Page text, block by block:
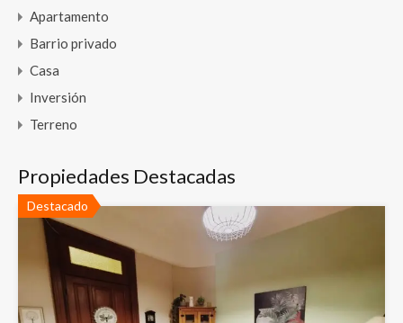
Apartamento
Barrio privado
Casa
Inversión
Terreno
Propiedades Destacadas
Destacado